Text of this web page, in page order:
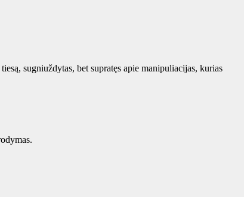
sugniuždytas, bet supratęs apie manipuliacijas, kurias